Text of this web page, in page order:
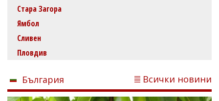
Стара Загора
Ямбол
Сливен
Пловдив
България Всички новини